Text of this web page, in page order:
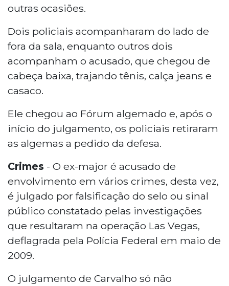
outras ocasiões.
Dois policiais acompanharam do lado de
fora da sala, enquanto outros dois
acompanham o acusado, que chegou de
cabeça baixa, trajando tênis, calça jeans e
casaco.
Ele chegou ao Fórum algemado e, após o
início do julgamento, os policiais retiraram
as algemas a pedido da defesa.
Crimes - O ex-major é acusado de
envolvimento em vários crimes, desta vez,
é julgado por falsificação do selo ou sinal
público constatado pelas investigações
que resultaram na operação Las Vegas,
deflagrada pela Polícia Federal em maio de
2009.
O julgamento de Carvalho só não